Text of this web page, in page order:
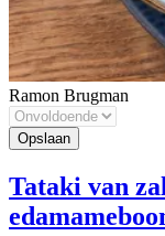
Ramon Brugman
Tataki van